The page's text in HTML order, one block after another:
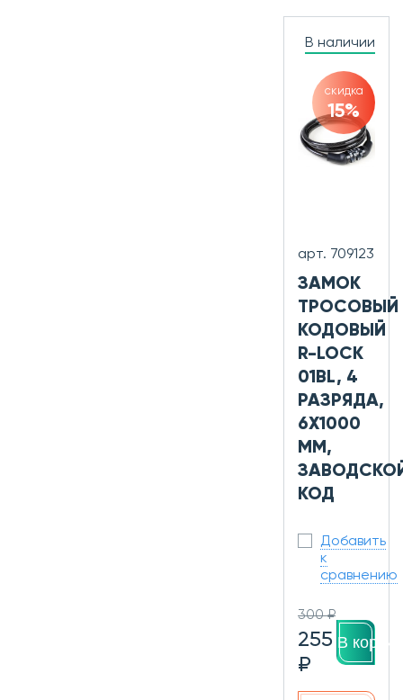
В наличии
скидка
15%
арт. 709123
ЗАМОК
ТРОСОВЫЙ
КОДОВЫЙ
R-LOCK
01BL, 4
РАЗРЯДА,
6Х1000
ММ,
КОД
Добавить
к
сравнению
300 ₽
255
₽
В